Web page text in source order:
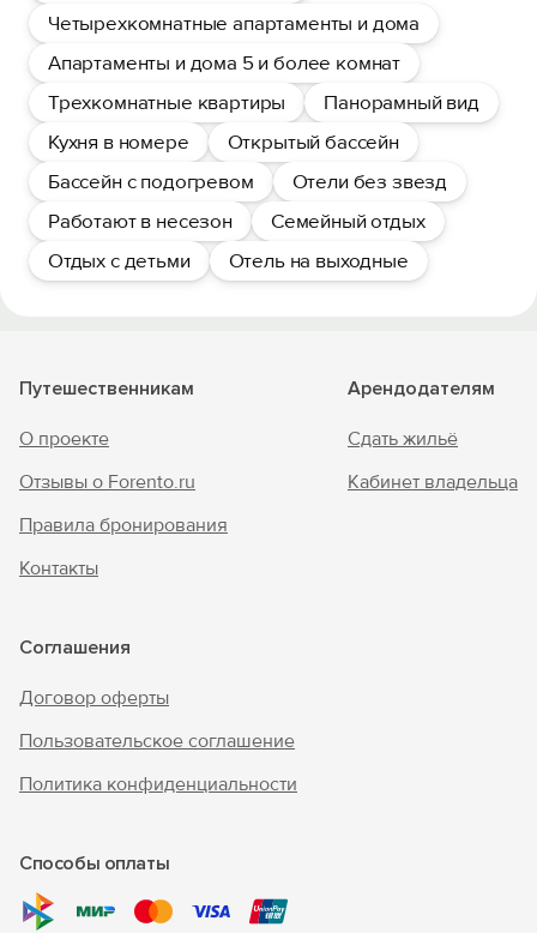
Четырехкомнатные апартаменты и дома
Апартаменты и дома 5 и более комнат
Трехкомнатные квартиры
Панорамный вид
Кухня в номере
Открытый бассейн
Бассейн с подогревом
Отели без звезд
Работают в несезон
Семейный отдых
Отдых с детьми
Отель на выходные
Путешественникам
О проекте
Отзывы о Forento.ru
Правила бронирования
Контакты
Арендодателям
Сдать жильё
Кабинет владельца
Соглашения
Договор оферты
Пользовательское соглашение
Политика конфиденциальности
Способы оплаты